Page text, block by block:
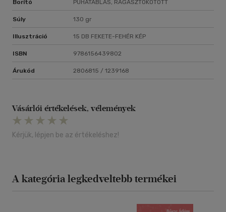
Borító PUHATÁBLÁS, RAGASZTÓKÖTÖTT
Súly 130 gr
Illusztráció 15 DB FEKETE-FEHÉR KÉP
ISBN 9786156439802
Árukód 2806815 / 1239168
Vásárlói értékelések, vélemények
Kérjük, lépjen be az értékeléshez!
A kategória legkedveltebb termékei